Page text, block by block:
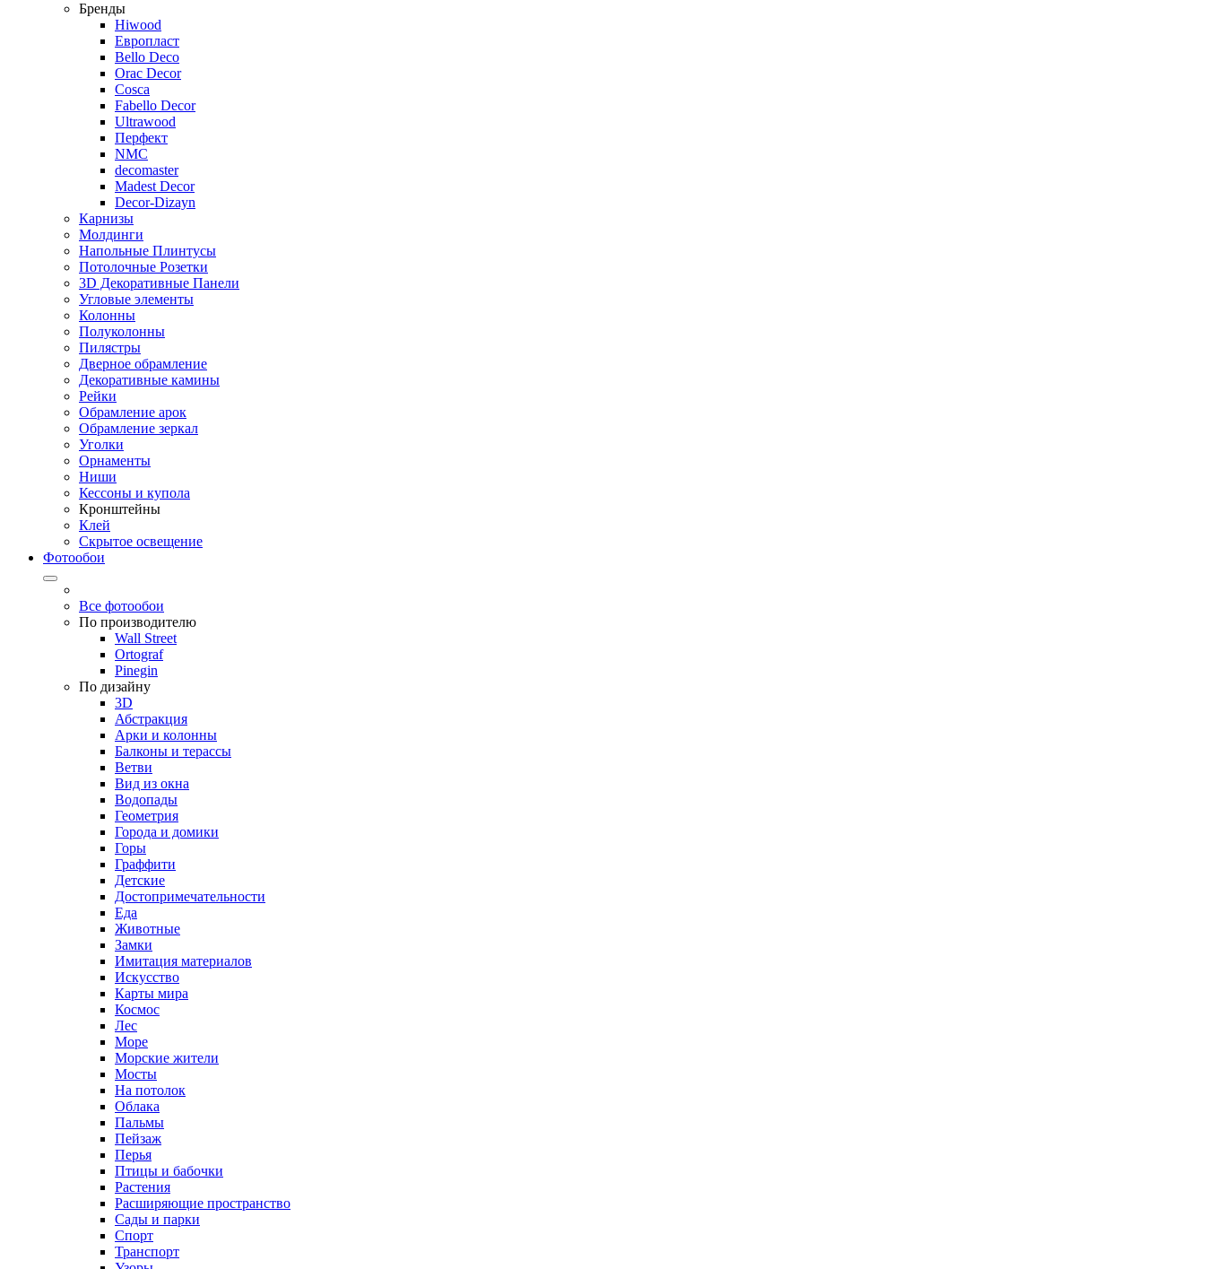
Бренды
Hiwood
Европласт
Bello Deco
Orac Decor
Cosca
Fabello Decor
Ultrawood
Перфект
NMC
decomaster
Madest Decor
Decor-Dizayn
Карнизы
Молдинги
Напольные Плинтусы
Потолочные Розетки
3D Декоративные Панели
Угловые элементы
Колонны
Полуколонны
Пилястры
Дверное обрамление
Декоративные камины
Рейки
Обрамление арок
Обрамление зеркал
Уголки
Орнаменты
Ниши
Кессоны и купола
Кронштейны
Клей
Скрытое освещение
Фотообои
Все фотообои
По производителю
Wall Street
Ortograf
Pinegin
По дизайну
3D
Абстракция
Арки и колонны
Балконы и терассы
Ветви
Вид из окна
Водопады
Геометрия
Города и домики
Горы
Граффити
Детские
Достопримечательности
Еда
Животные
Замки
Имитация материалов
Искусство
Карты мира
Космос
Лес
Море
Морские жители
Мосты
На потолок
Облака
Пальмы
Пейзаж
Перья
Птицы и бабочки
Растения
Расширяющие пространство
Сады и парки
Спорт
Транспорт